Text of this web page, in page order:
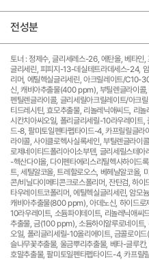
전성분
토너 : 정제수, 글리세레스-26, 에탄올, 베타인
글리세린, 피피지-13-데실테트라데세스-24,
리머, 에틸헥실글리세린, 아크릴레이트/C10-
신, 캐비아추출물(400 ppm), 부틸렌글라이콜
펜틸렌글라이콜, 글리세릴아크릴레이트/아크
티드레시틴, 효모추출물, 리놀레닉애씨드, 리
시칸치아씨오일, 폴리글리세릴-10라우레이트
드-8, 팔미토일펜타펩타이드-4, 카프릴릴글라
라이콜, 사이클로헥사실록세인, 부틸렌글라이
로제네이티드폴리아이소부텐, 글리세릴스테
-헥산다이올, 다이펜타에리스리틸헥사하이드
트, 세틸알코올, 트레할로오스, 베헤닐알코올,
콘/비닐다이메티콘크로스폴리머, 잔탄검, 하
타우레이트코폴리머, 에틸헥실글리세린, 암모
캐비아추출물(800 ppm), 아데노신, 하이드로
10라우레이트, 소듐파이테이트, 리놀레닉애씨
추출물, 금(100 ppm), 소듐하이알루로네이트,
오일, 폴리글리세릴-10올리에이트, 금콜로이
슬나무꽃추출물, 울금뿌리추출물, 베타-글루
호말추출물, 팔미토일펜타펩타이드-4, 카프릴